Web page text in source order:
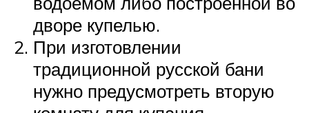
дворе купелью.
При изготовлении
традиционной русской бани
нужно предусмотреть вторую